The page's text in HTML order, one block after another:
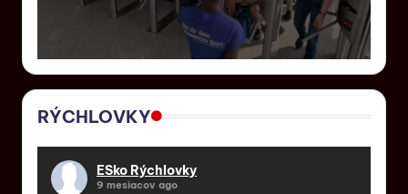
RÝCHLOVKY
ESko Rýchlovky
9 mesiacov ago